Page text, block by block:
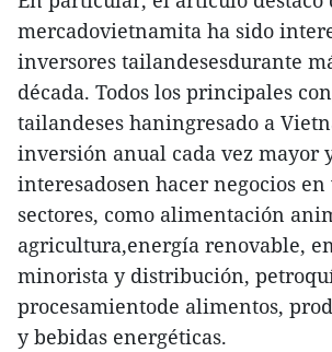
mercadovietnamita ha sido
inversores tailandesesdurante
década. Todos los principales
tailandeses haningresado a
inversión anual cada vez mayor
interesadosen hacer negocios en
sectores, como alimentación
agricultura,energía renovable,
minorista y distribución,
procesamientode alimentos,
y bebidas energéticas.